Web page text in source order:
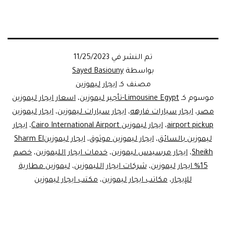
تم النشر في 11/25/2023
بواسطة Sayed Basiouny
مصنف كـايجار ليموزين
موسوم كـ Limousine Egypt‎‏-تأجير ليموزين ، اسعار ايجار ليموزين
مصر، ايجار سيارات فارهه، ايجار سيارات ليموزين، ايجار ليموزين
airport pickup، ايجار ليموزين Cairo International Airport ، ايجار
ليموزين بالسائق، ايجار ليموزين موثوق،
ايجار ليموزينSharm El
Sheikh، ايجار مرسيدس ليموزين، خدمات ايجار الليموزين، خصم
15% ايجار ليموزين
،شركات ايجار الليموزين،ليموزين مطارية
للإيجار، مكاتب ايجار ليموزين، مكتب ايجار ليموزين